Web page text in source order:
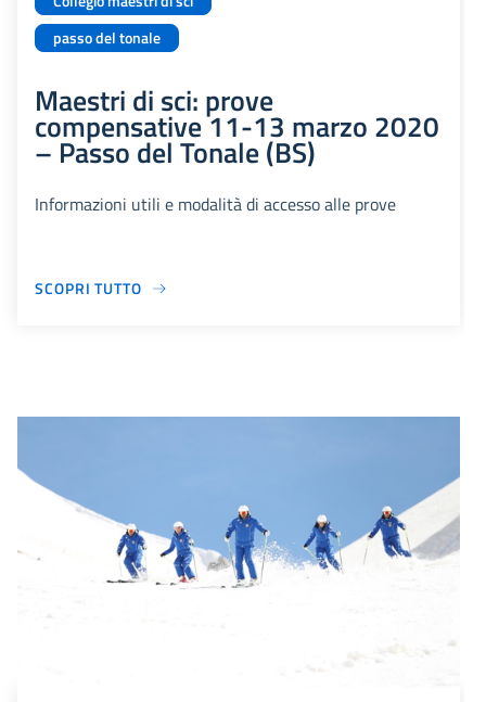
passo del tonale
Maestri di sci: prove
compensative 11-13 marzo 2020
– Passo del Tonale (BS)
Informazioni utili e modalità di accesso alle prove
SCOPRI TUTTO